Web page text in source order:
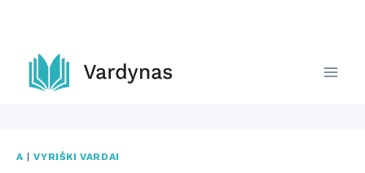
content
A |VYRIŠKI VARDAI